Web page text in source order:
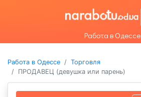
Работа в Одессе
Работа в Одессе
Торговля
ПРОДАВЕЦ (девушка или парень)